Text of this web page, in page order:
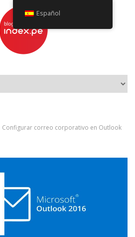
Configurar correo corporativo en Outlook
Español